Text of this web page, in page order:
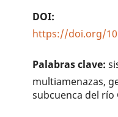
DOI:
https://doi.org/
Palabras clave:
multiamenazas,
subcuenca del río